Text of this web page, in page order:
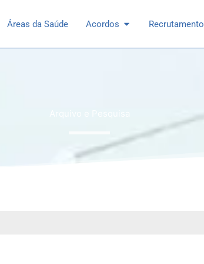
Especialidades
Áreas da Saúde Acordos Open Acordos
Recrutamento